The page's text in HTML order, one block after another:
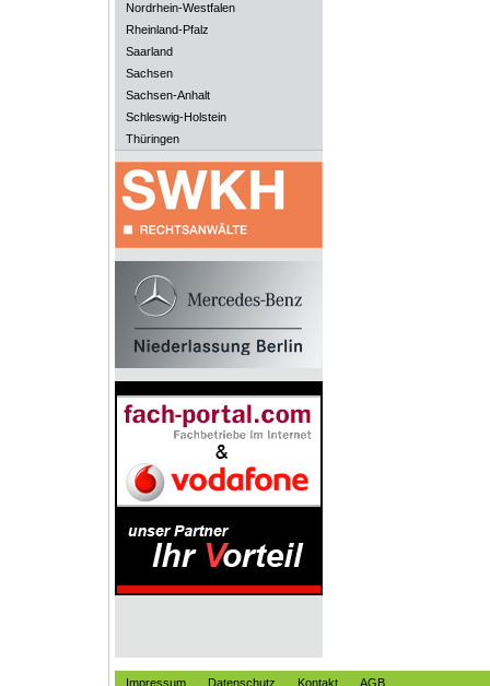
Nordrhein-Westfalen
Rheinland-Pfalz
Saarland
Sachsen
Sachsen-Anhalt
Schleswig-Holstein
Thüringen
Impressum Datenschutz Kontakt AGB